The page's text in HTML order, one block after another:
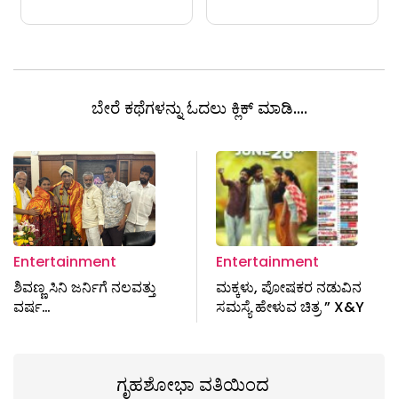
ಬೇರೆ ಕಥೆಗಳನ್ನು ಓದಲು ಕ್ಲಿಕ್ ಮಾಡಿ....
Entertainment
ಶಿವಣ್ಣ ಸಿನಿ ಜರ್ನಿಗೆ ನಲವತ್ತು
ವರ್ಷ…
Entertainment
ಮಕ್ಕಳು, ಪೋಷಕರ ನಡುವಿನ
ಸಮಸ್ಯೆ ಹೇಳುವ ಚಿತ್ರ ” X&Y
ಗೃಹಶೋಭಾ ವತಿಯಿಂದ